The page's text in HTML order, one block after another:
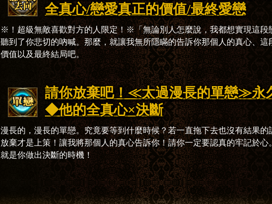
全真心/戀愛真正的價值/最終愛戀
※！超級無敵喜歡對方的人限定！※「無論別人怎麼說，我都想實現這段
聽到了你悲切的吶喊。那麼，就讓我無所隱瞞的告訴你那個人的真心、這
價值以及最終結局吧。
請你放棄吧！≪太過漫長的單戀≫永
◆他的全真心×決斷
漫長的，漫長的單戀。究竟要等到什麼時候？若一直拖下去也沒有結果的
放棄才是上策！讓我將那個人的真心告訴你！請你一定要認真的牢記於心
就是你做出決斷的時機！